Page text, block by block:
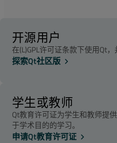
您将收到动态验证码。
您正在开发哪种产品？*
开源用户
在(L)GPL许可证条款下使用Qt，
探索Qt社区版
学生或教师
Qt教育许可证为学生和教师提
于学术目的的学习。
申请Qt教育许可证